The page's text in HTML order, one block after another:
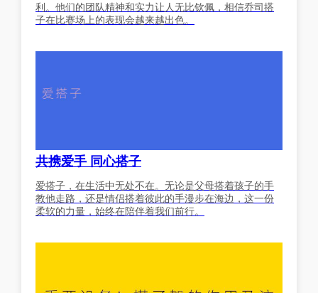
利。他们的团队精神和实力让人无比钦佩，相信乔司搭
子在比赛场上的表现会越来越出色。
共携爱手 同心搭子
爱搭子，在生活中无处不在。无论是父母搭着孩子的手
教他走路，还是情侣搭着彼此的手漫步在海边，这一份
柔软的力量，始终在陪伴着我们前行。